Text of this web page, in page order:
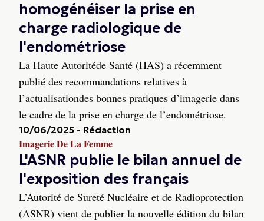
homogénéiser la prise en
charge radiologique de
l'endométriose
La Haute Autoritéde Santé (HAS) a récemment
publié des recommandations relatives à
l’actualisationdes bonnes pratiques d’imagerie dans
le cadre de la prise en charge de l’endométriose.
10/06/2025 - Rédaction
Imagerie De La Femme
L'ASNR publie le bilan annuel de
l'exposition des français
L’Autorité de Sureté Nucléaire et de Radioprotection
(ASNR) vient de publier la nouvelle édition du bilan